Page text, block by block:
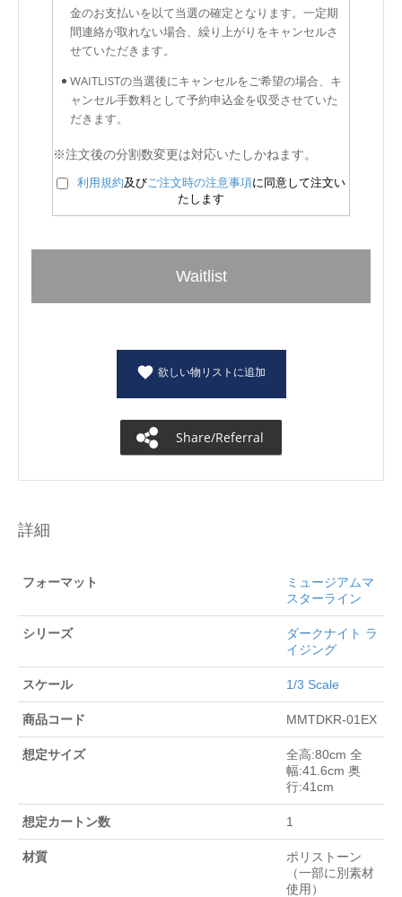
金のお支払いを以て当選の確定となります。一定期
間連絡が取れない場合、繰り上がりをキャンセルさ
せていただきます。
WAITLISTの当選後にキャンセルをご希望の場合、キ
ャンセル手数料として予約申込金を収受させていた
だきます。
※注文後の分割数変更は対応いたしかねます。
利用規約及びご注文時の注意事項に同意して注文い
たします
Waitlist
欲しい物リストに追加
Share/Referral
詳細
フォーマット
ミュージアムマ
スターライン
シリーズ
ダークナイト ラ
イジング
スケール 1/3 Scale
商品コード MMTDKR-01EX
想定サイズ
全高:80cm 全
幅:41.6cm 奥
行:41cm
想定カートン数 1
材質
ポリストーン
（一部に別素材
使用）